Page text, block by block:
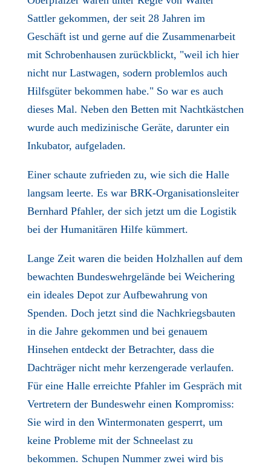
Sattler gekommen, der seit 28 Jahren im
Geschäft ist und gerne auf die Zusammenarbeit
mit Schrobenhausen zurückblickt, "weil ich hier
nicht nur Lastwagen, sodern problemlos auch
Hilfsgüter bekommen habe." So war es auch
dieses Mal. Neben den Betten mit Nachtkästchen
wurde auch medizinische Geräte, darunter ein
Inkubator, aufgeladen.
Einer schaute zufrieden zu, wie sich die Halle
langsam leerte. Es war BRK-Organisationsleiter
Bernhard Pfahler, der sich jetzt um die Logistik
bei der Humanitären Hilfe kümmert.
Lange Zeit waren die beiden Holzhallen auf dem
bewachten Bundeswehrgelände bei Weichering
ein ideales Depot zur Aufbewahrung von
Spenden. Doch jetzt sind die Nachkriegsbauten
in die Jahre gekommen und bei genauem
Hinsehen entdeckt der Betrachter, dass die
Dachträger nicht mehr kerzengerade verlaufen.
Für eine Halle erreichte Pfahler im Gespräch mit
Vertretern der Bundeswehr einen Kompromiss:
Sie wird in den Wintermonaten gesperrt, um
keine Probleme mit der Schneelast zu
bekommen. Schupen Nummer zwei wird bis